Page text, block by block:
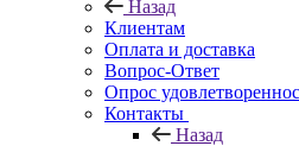
Назад
Клиентам
Оплата и доставка
Вопрос-Ответ
Опрос
Контакты
Назад